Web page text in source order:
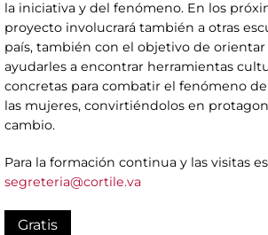
la iniciativa y del fenómeno. En los
proyecto involucrará también a otras
país, también con el objetivo de orientar
ayudarles a encontrar herramientas
concretas para combatir el fenómeno
las mujeres, convirtiéndolos en
cambio.
Para la formación continua y las visitas
segreteria@cortile.va
Gratis